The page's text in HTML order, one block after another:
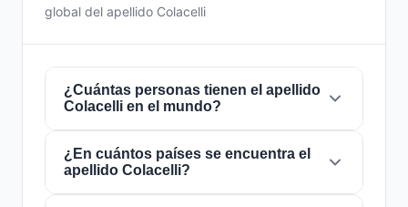
global del apellido Colacelli
¿Cuántas personas tienen el apellido
Colacelli en el mundo?
Actualmente hay aproximadamente146
personascon el apellido
mundo. Esto significa que aproximadamente 1
¿En cuántos países se encuentra el
apellido Colacelli?